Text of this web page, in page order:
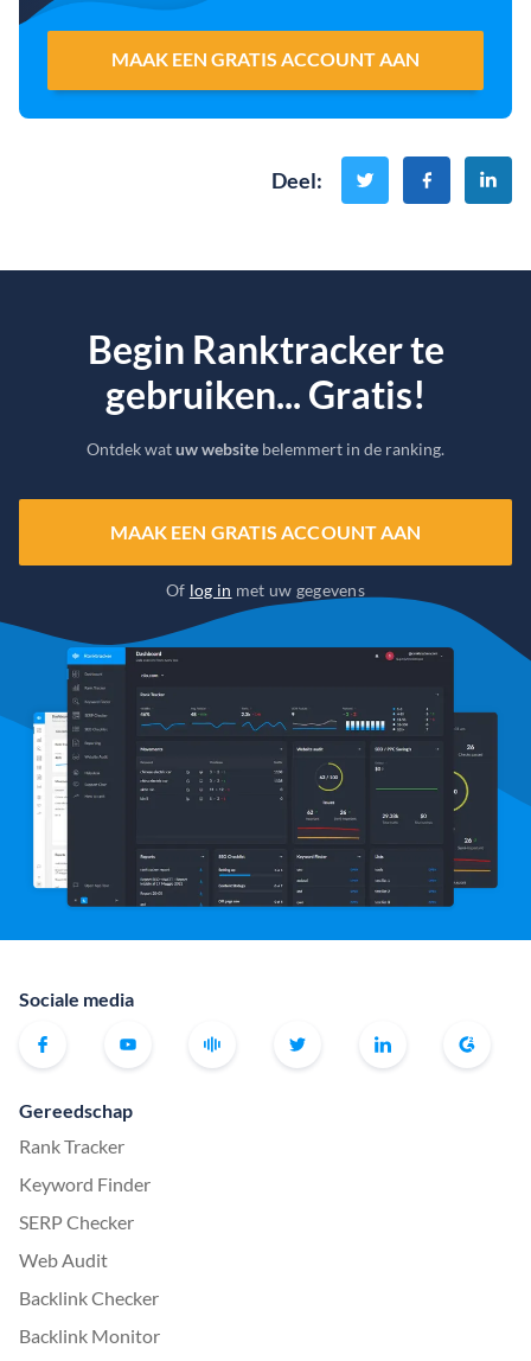
MAAK EEN GRATIS ACCOUNT AAN
Deel:
Begin Ranktracker te
gebruiken... Gratis!
Ontdek watuw website belemmert in de ranking.
MAAK EEN GRATIS ACCOUNT AAN
Of log in met uw gegevens
Sociale media
Gereedschap
Rank Tracker
Keyword Finder
SERP Checker
Web Audit
Backlink Checker
Backlink Monitor